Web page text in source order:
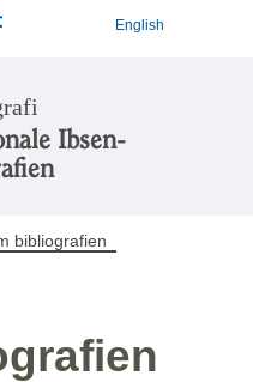
English
Ibsen-
bibliografien